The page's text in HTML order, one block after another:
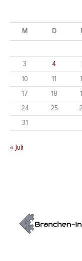
M D
3
4
10
11
17
18
24
25
31
« Juli